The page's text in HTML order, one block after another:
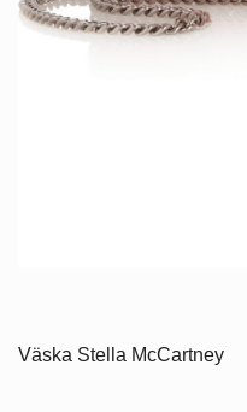
Väska Stella McCartney